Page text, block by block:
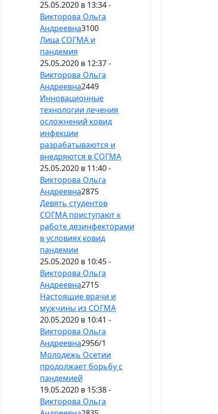
25.05.2020 в 13:34 -
Викторова Ольга
Андреевна3100
Лица СОГМА и
пандемия
25.05.2020 в 12:37 -
Викторова Ольга
Андреевна2449
Инновационные
технологии лечения
осложнений ковид
инфекции
разрабатываются и
внедряются в СОГМА
25.05.2020 в 11:40 -
Викторова Ольга
Андреевна2875
Девять студентов
СОГМА приступают к
работе дезинфекторами
в условиях ковид
пандемии
25.05.2020 в 10:45 -
Викторова Ольга
Андреевна2715
Настоящие врачи и
мужчины из СОГМА
20.05.2020 в 10:41 -
Викторова Ольга
Андреевна2956/1
Молодежь Осетии
продолжает борьбу с
пандемией
19.05.2020 в 15:38 -
Викторова Ольга